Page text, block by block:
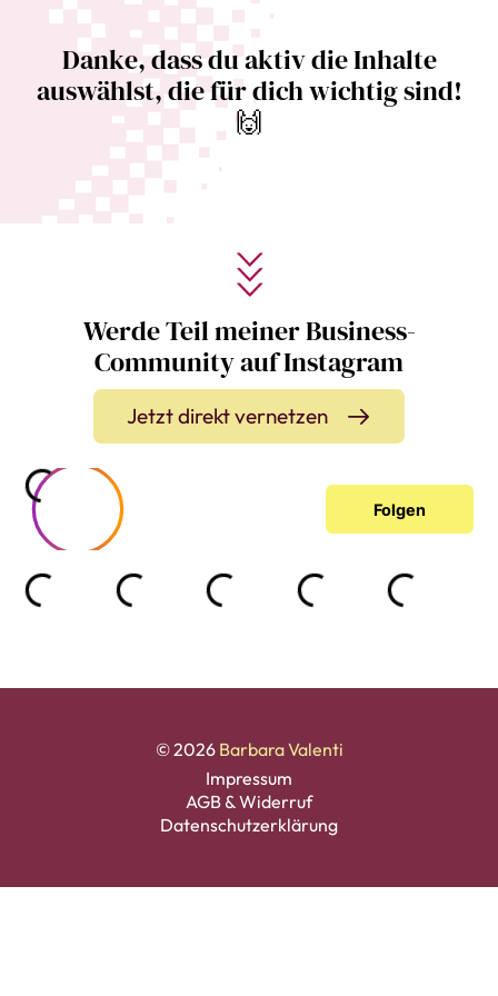
Danke, dass du aktiv die Inhalte
auswählst, die für dich wichtig sind!
🙌
Werde Teil meiner Business-
Community auf Instagram
Jetzt direkt vernetzen
© 2026 Barbara Valenti
Impressum
AGB & Widerruf
Datenschutzerklärung